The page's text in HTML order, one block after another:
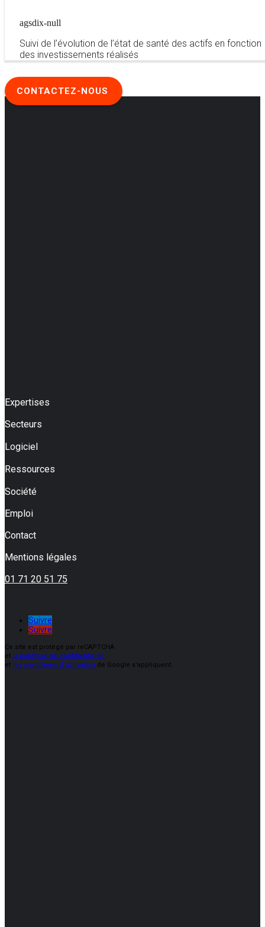
agsdix-null
Suivi de l’évolution de l’état de santé des actifs en fonction
des investissements réalisés
CONTACTEZ-NOUS
Expertises
Secteurs
Logiciel
Ressources
Société
Emploi
Contact
Mentions légales
01 71 20 51 75
Suivre
Suivre
Ce site est protégé par reCAPTCHA
et la politique de confidentialité
et les conditions d'utilisation de Google s'appliquent.